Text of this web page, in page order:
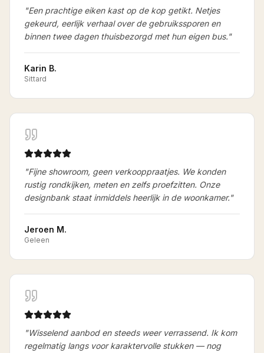
"Een prachtige eiken kast op de kop getikt. Netjes
gekeurd, eerlijk verhaal over de gebruikssporen en
binnen twee dagen thuisbezorgd met hun eigen bus."
Karin B.
Sittard
"Fijne showroom, geen verkooppraatjes. We konden
rustig rondkijken, meten en zelfs proefzitten. Onze
designbank staat inmiddels heerlijk in de woonkamer."
Jeroen M.
Geleen
"Wisselend aanbod en steeds weer verrassend. Ik kom
regelmatig langs voor karaktervolle stukken — nog